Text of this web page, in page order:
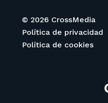
© 2026 CrossMedia
Política de privacidad
Política de cookies